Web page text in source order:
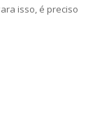
isso, é preciso